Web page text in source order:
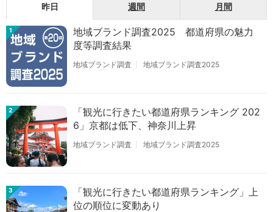
昨日 週間 月間
1
地域ブランド調査2025 都道府県の魅力
度等調査結果
地域ブランド調査 地域ブランド調査2025
2
「観光に行きたい都道府県ランキング 202
6」京都は低下、神奈川上昇
地域ブランド調査 地域ブランド調査2025
3
「観光に行きたい都道府県ランキング」上
位の順位に変動あり